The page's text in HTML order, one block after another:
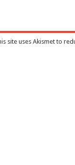
site uses Akismet to